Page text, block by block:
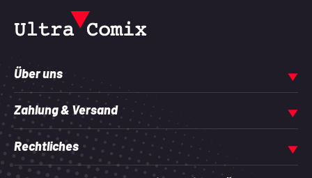
Über uns
Zahlung & Versand
Rechtliches